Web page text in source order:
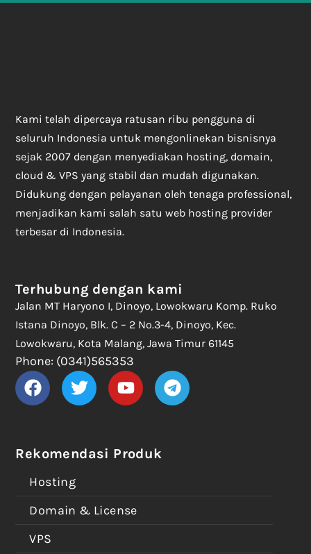
Kami telah dipercaya ratusan ribu pengguna di
seluruh Indonesia untuk mengonlinekan bisnisnya
sejak 2007 dengan menyediakan hosting, domain,
cloud & VPS yang stabil dan mudah digunakan.
Didukung dengan pelayanan oleh tenaga professional,
menjadikan kami salah satu web hosting provider
terbesar di Indonesia.
Rekomendasi Produk
Hosting
Domain & License
VPS
Terhubung dengan kami
Jalan MT Haryono I, Dinoyo, Lowokwaru Komp. Ruko
Istana Dinoyo, Blk. C – 2 No.3-4, Dinoyo, Kec.
Lowokwaru, Kota Malang, Jawa Timur 61145
Phone: (0341)565353